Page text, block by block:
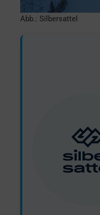
Abb.: Silbersattel